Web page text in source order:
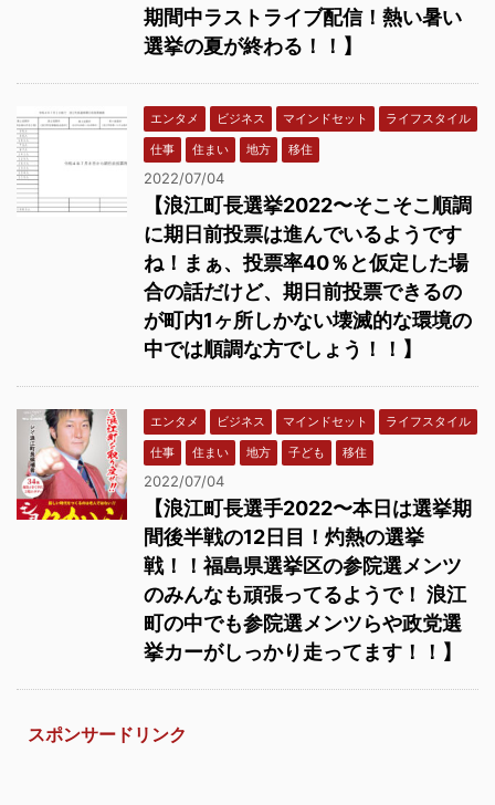
期間中ラストライブ配信！熱い暑い
選挙の夏が終わる！！】
エンタメ ビジネス マインドセット
ライフスタイル
仕事
住まい 地方 移住
2022/07/04
【浪江町長選挙2022〜そこそこ順調
に期日前投票は進んでいるようです
ね！まぁ、投票率40％と仮定した場
合の話だけど、期日前投票できるの
が町内1ヶ所しかない壊滅的な環境の
中では順調な方でしょう！！】
エンタメ ビジネス マインドセット
ライフスタイル
仕事
住まい 地方 子ども 移住
2022/07/04
【浪江町長選手2022〜本日は選挙期
間後半戦の12日目！灼熱の選挙
戦！！福島県選挙区の参院選メンツ
のみんなも頑張ってるようで！ 浪江
町の中でも参院選メンツらや政党選
挙カーがしっかり走ってます！！】
スポンサードリンク